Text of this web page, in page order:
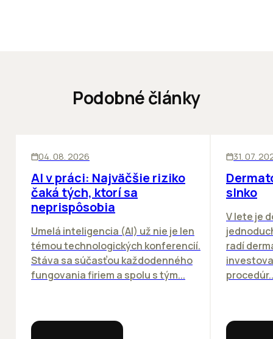
Podobné články
04. 08. 2026
AI v práci: Najväčšie riziko
čaká tých, ktorí sa
neprispôsobia
Umelá inteligencia (AI) už nie je len
témou technologických konferencií.
Stáva sa súčasťou každodenného
fungovania firiem a spolu s tým...
31. 07.
slnko
V lete je
radí